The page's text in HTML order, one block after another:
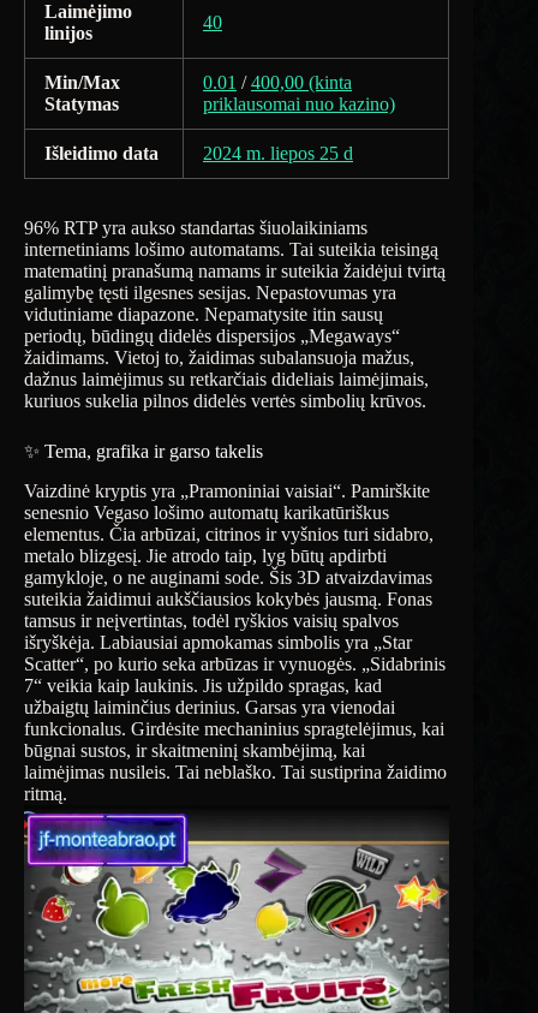
Laimėjimo
linijos
40
Min/Max
Statymas
0.01 /400,00 (kinta
priklausomai nuo kazino)
Išleidimo data 2024 m. liepos 25 d
96% RTP yra aukso standartas šiuolaikiniams
internetiniams lošimo automatams. Tai suteikia teisingą
matematinį pranašumą namams ir suteikia žaidėjui tvirtą
galimybę tęsti ilgesnes sesijas. Nepastovumas yra
vidutiniame diapazone. Nepamatysite itin sausų
periodų, būdingų didelės dispersijos „Megaways“
žaidimams. Vietoj to, žaidimas subalansuoja mažus,
dažnus laimėjimus su retkarčiais dideliais laimėjimais,
kuriuos sukelia pilnos didelės vertės simbolių krūvos.
✨ Tema, grafika ir garso takelis
Vaizdinė kryptis yra „Pramoniniai vaisiai“. Pamirškite
senesnio Vegaso lošimo automatų karikatūriškus
elementus. Čia arbūzai, citrinos ir vyšnios turi sidabro,
metalo blizgesį. Jie atrodo taip, lyg būtų apdirbti
gamykloje, o ne auginami sode. Šis 3D atvaizdavimas
suteikia žaidimui aukščiausios kokybės jausmą. Fonas
tamsus ir neįvertintas, todėl ryškios vaisių spalvos
išryškėja. Labiausiai apmokamas simbolis yra „Star
Scatter“, po kurio seka arbūzas ir vynuogės. „Sidabrinis
7“ veikia kaip laukinis. Jis užpildo spragas, kad
užbaigtų laiminčius derinius. Garsas yra vienodai
funkcionalus. Girdėsite mechaninius spragtelėjimus, kai
būgnai sustos, ir skaitmeninį skambėjimą, kai
laimėjimas nusileis. Tai neblaško. Tai sustiprina žaidimo
ritmą.